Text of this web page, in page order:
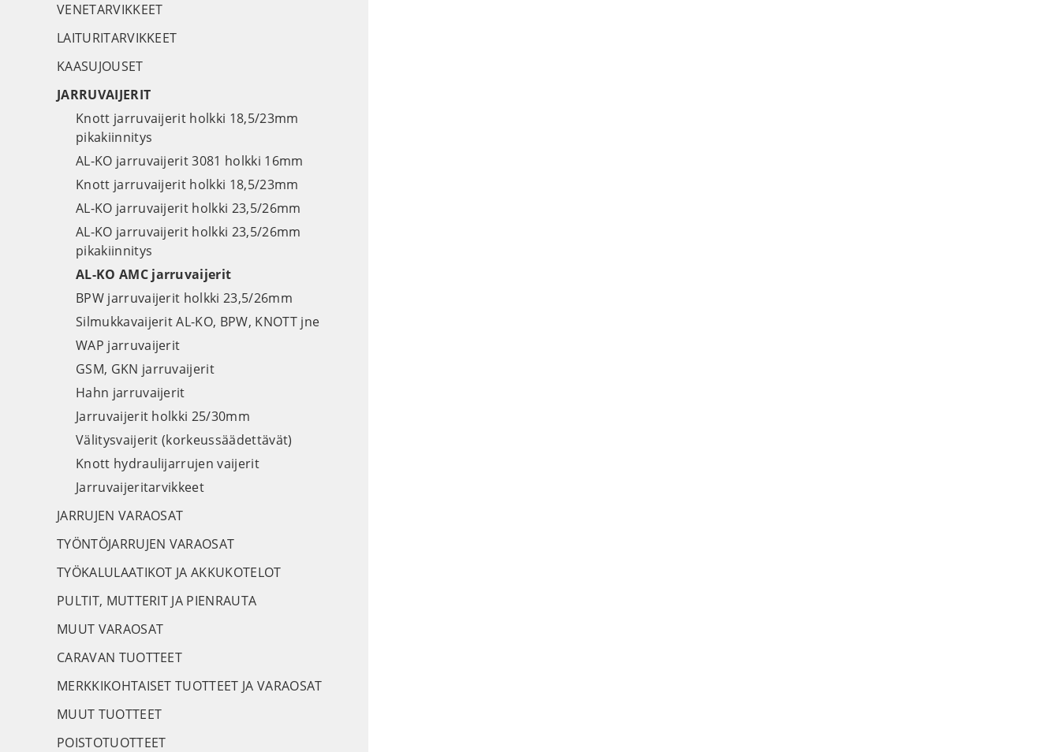
VENETARVIKKEET
LAITURITARVIKKEET
KAASUJOUSET
JARRUVAIJERIT
Knott jarruvaijerit holkki 18,5/23mm
pikakiinnitys
AL-KO jarruvaijerit 3081 holkki 16mm
Knott jarruvaijerit holkki 18,5/23mm
AL-KO jarruvaijerit holkki 23,5/26mm
AL-KO jarruvaijerit holkki 23,5/26mm
pikakiinnitys
AL-KO AMC jarruvaijerit
BPW jarruvaijerit holkki 23,5/26mm
Silmukkavaijerit AL-KO, BPW, KNOTT jne
WAP jarruvaijerit
GSM, GKN jarruvaijerit
Hahn jarruvaijerit
Jarruvaijerit holkki 25/30mm
Välitysvaijerit (korkeussäädettävät)
Knott hydraulijarrujen vaijerit
Jarruvaijeritarvikkeet
JARRUJEN VARAOSAT
TYÖNTÖJARRUJEN VARAOSAT
TYÖKALULAATIKOT JA AKKUKOTELOT
PULTIT, MUTTERIT JA PIENRAUTA
MUUT VARAOSAT
CARAVAN TUOTTEET
MERKKIKOHTAISET TUOTTEET JA VARAOSAT
MUUT TUOTTEET
POISTOTUOTTEET